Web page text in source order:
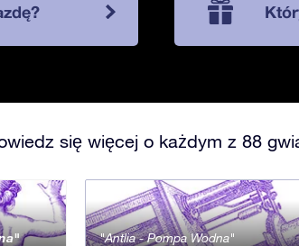
się więcej o każdym z 88
Antlia - Pompa Wodna